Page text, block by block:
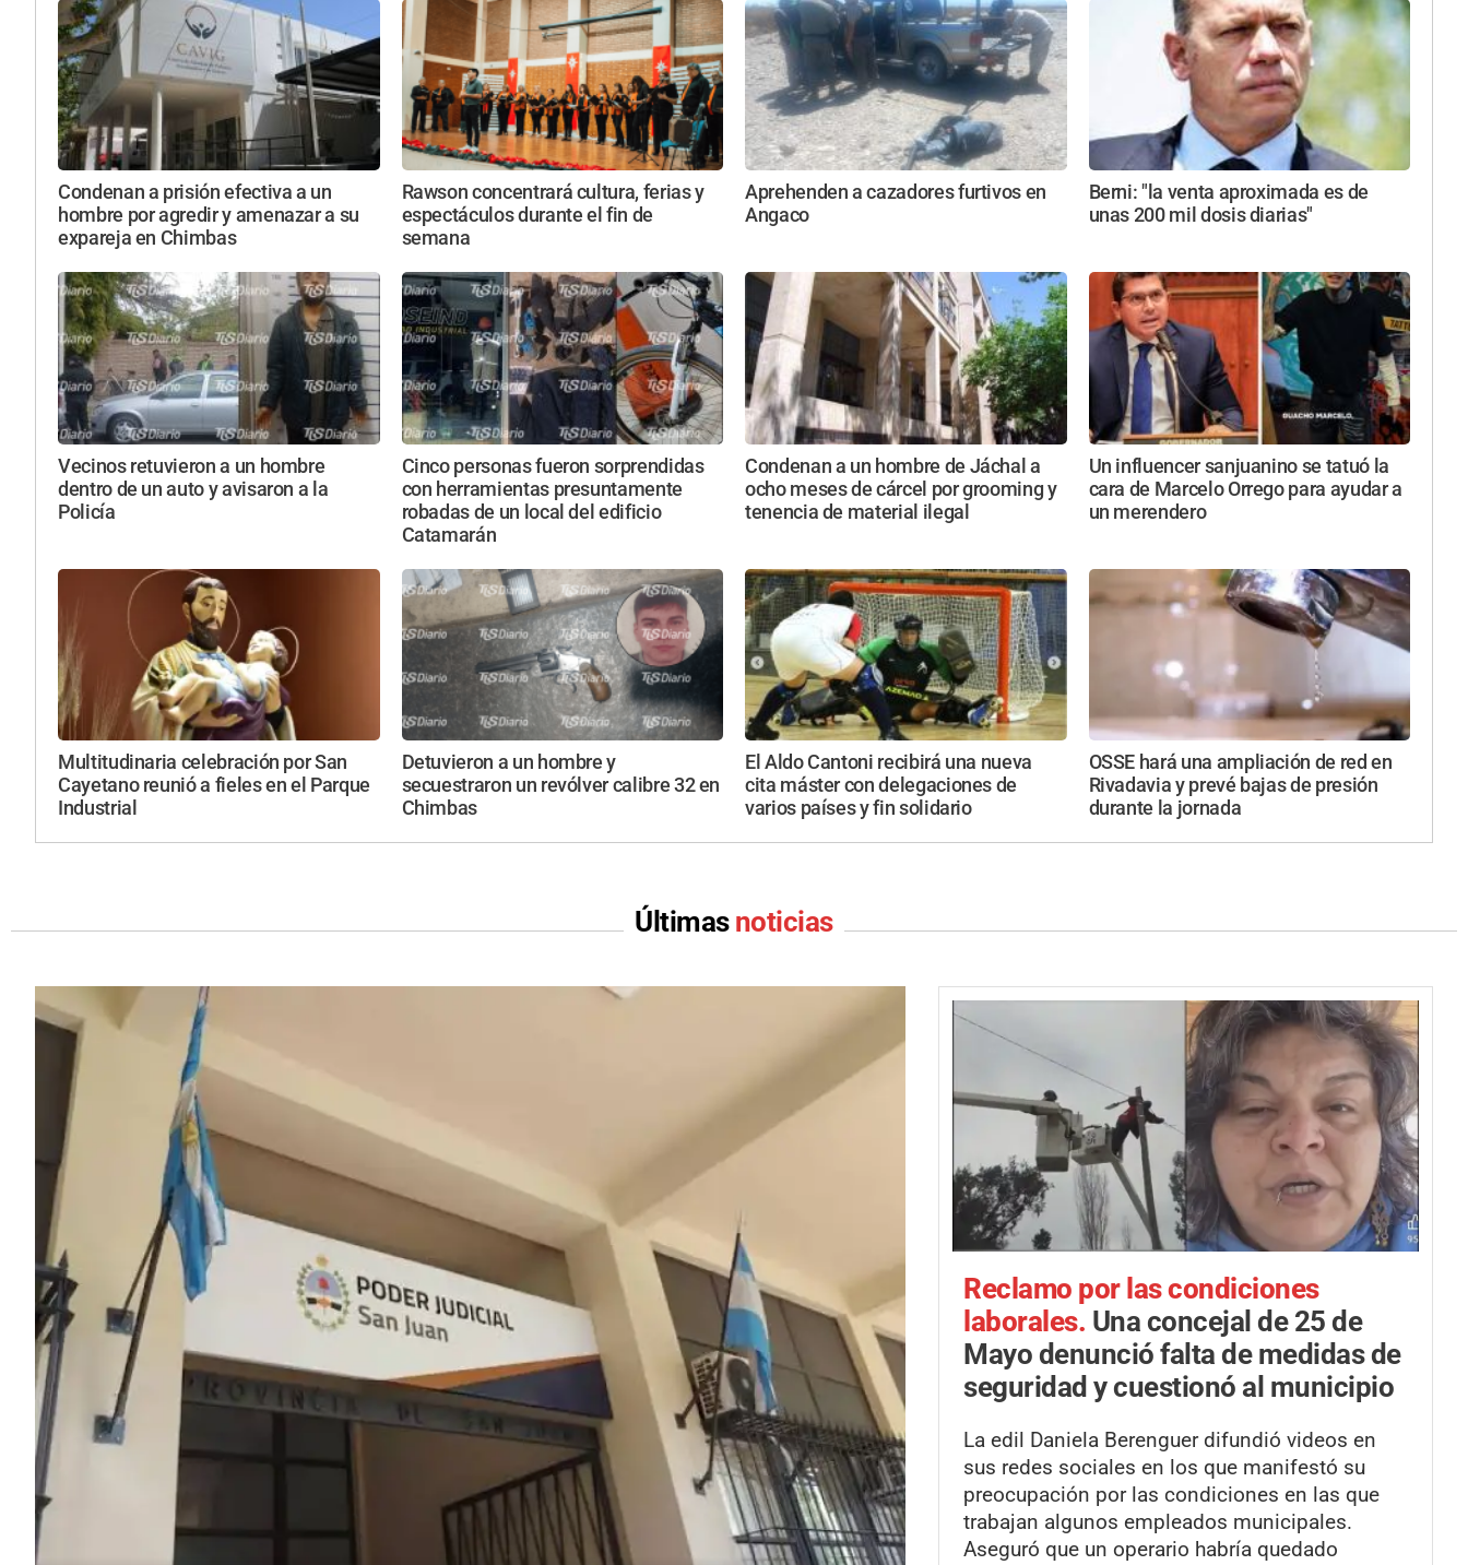
Condenan a prisión efectiva a un
hombre por agredir y amenazar a su
expareja en Chimbas
Rawson concentrará cultura, ferias y
espectáculos durante el fin de
semana
Aprehenden a cazadores furtivos en
Angaco
Berni: "la venta aproximada es de
unas 200 mil dosis diarias"
Vecinos retuvieron a un hombre
dentro de un auto y avisaron a la
Policía
Cinco personas fueron sorprendidas
con herramientas presuntamente
robadas de un local del edificio
Catamarán
Condenan a un hombre de Jáchal a
ocho meses de cárcel por grooming y
tenencia de material ilegal
Un influencer sanjuanino se tatuó la
cara de Marcelo Orrego para ayudar a
un merendero
Multitudinaria celebración por San
Cayetano reunió a fieles en el Parque
Industrial
Detuvieron a un hombre y
secuestraron un revólver calibre 32 en
Chimbas
El Aldo Cantoni recibirá una nueva
cita máster con delegaciones de
varios países y fin solidario
OSSE hará una ampliación de red en
Rivadavia y prevé bajas de presión
durante la jornada
Últimas noticias
Reclamo por las condiciones
laborales. Una concejal de 25 de
Mayo denunció falta de medidas de
seguridad y cuestionó al municipio
La edil Daniela Berenguer difundió videos en
sus redes sociales en los que manifestó su
preocupación por las condiciones en las que
trabajan algunos empleados municipales.
Aseguró que un operario habría quedado